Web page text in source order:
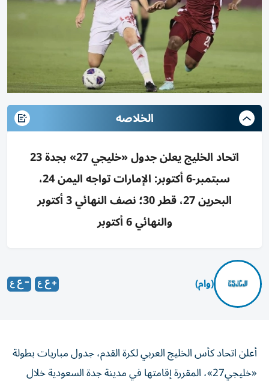
الخلاصه
اتحاد الخليج يعلن جدول «خليجي 27» بجدة 23
سبتمبر-6 أكتوبر: الإمارات تواجه اليمن 24،
البحرين 27، قطر 30؛ نصف النهائي 3 أكتوبر
والنهائي 6 أكتوبر
(وام)
أعلن اتحاد كأس الخليج العربي لكرة القدم، جدول مباريات بطولة
«خليجي27»، المقررة إقامتها في مدينة جدة السعودية خلال